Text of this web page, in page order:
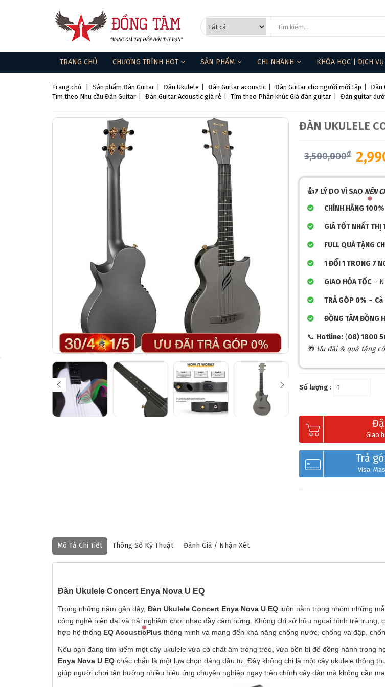
TRANG CHỦ CHƯƠNG TRÌNH HOT SẢN PHẨM CHI NHÁNH KHÓA HỌC | DỊCH VỤ
Trang chủ Sản phẩm Đàn Guitar Đàn Ukulele Đàn Guitar acoustic Đàn Guitar cho người mới tập Đàn
Tìm theo Nhu cầu Đàn Guitar
Đàn Guitar Acoustic giá rẻ Tìm theo Phân khúc Giá đàn guitar Đàn guitar
ĐÀN UKULELE
3,500,000đ
👍7 LÝ DO VÌ SAO NÊN
CHÍNH HÃNG 100%
GIÁ TỐT NHẤT THỊ
FULL QUÀ TẶNG
1 ĐỔI 1 TRONG 7
GIAO HỎA TỐC–
TRẢ GÓP 0% –
ĐỒNG TÂM ĐỒNG
📞 Hotline: (08) 1800
🎁 Ưu đãi & quà tặng
Số lượng :
Giao
Trả
Visa,
Mô Tả Chi Tiết Thông Số Kỹ Thuật Đánh Giá / Nhận Xét
Đàn Ukulele Concert Enya Nova U EQ
Trong những năm gần đây, Đàn Ukulele Concert Enya Nova U EQ luôn nằm trong nhóm những
công nghệ hiện đại và trải nghiệm chơi nhạc đầy cảm hứng. Không chỉ sở hữu ngoại hình trẻ trung,
hợp hệ thống EQ AcousticPlus thông minh và mang đến khả năng chống nước, chống va đập,
Nếu bạn đang tìm kiếm một cây ukulele vừa có chất âm trong trẻo, vừa bền bỉ để đồng hành trong
Enya Nova U EQ chắc chắn là một lựa chọn đáng đầu tư. Đây không chỉ là một cây ukulele thông
giúp người chơi tận hưởng nhiều hiệu ứng chuyên nghiệp ngay trên chính cây đàn mà không cần